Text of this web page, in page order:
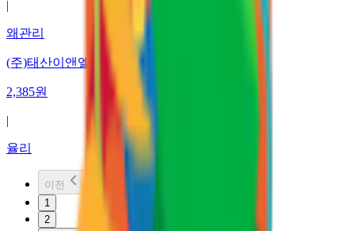
|
왜관리
(주)태산이앤엘 아름셀프주유소
2,385원
|
율리
이전
1
2